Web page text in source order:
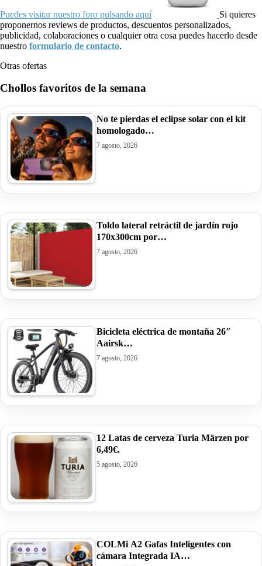
Puedes visitar nuestro foro pulsando aquí
Si quieres
proponernos reviews de productos, descuentos personalizados,
publicidad, colaboraciones o cualquier otra cosa puedes hacerlo desde
nuestro formulario de contacto.
Otras ofertas
Chollos favoritos de la semana
No te pierdas el eclipse solar con el kit
homologado…
7 agosto, 2026
Toldo lateral retráctil de jardín rojo
170x300cm por…
7 agosto, 2026
Bicicleta eléctrica de montaña 26″
Aairsk…
7 agosto, 2026
12 Latas de cerveza Turia Märzen por
6,49€.
5 agosto, 2026
COLMi A2 Gafas Inteligentes con
cámara Integrada IA…